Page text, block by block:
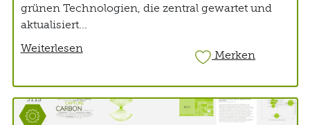
grünen Technologien, die zentral gewartet und
aktualisiert...
Weiterlesen
Merken